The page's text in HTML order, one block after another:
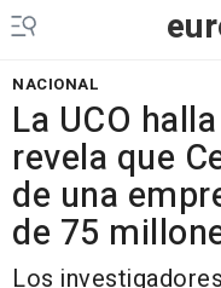
NACIONAL
La UCO
revela que
de una
de 75
Los